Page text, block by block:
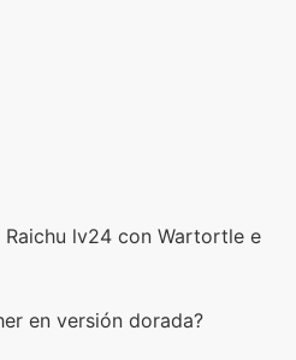
lv24 con Wartortle e
en versión dorada?